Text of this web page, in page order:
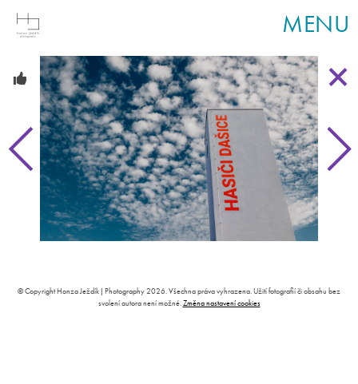
MENU
© Copyright Honza Ježdík | Photography 2026. Všechna práva vyhrazena. Užití fotografií či obsahu bez
svolení autora není možné.Změna nastavení cookies